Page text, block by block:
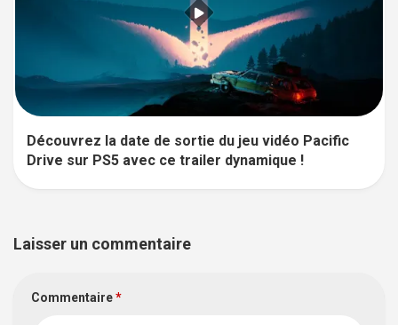
Découvrez la date de sortie du jeu vidéo Pacific
Drive sur PS5 avec ce trailer dynamique !
Laisser un commentaire
Commentaire*